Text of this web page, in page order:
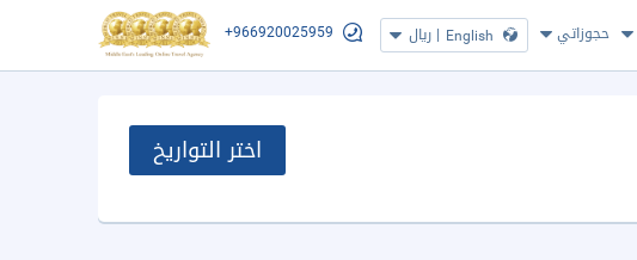
حجوزاتي English
| ريال +966920025959
اختر التواريخ